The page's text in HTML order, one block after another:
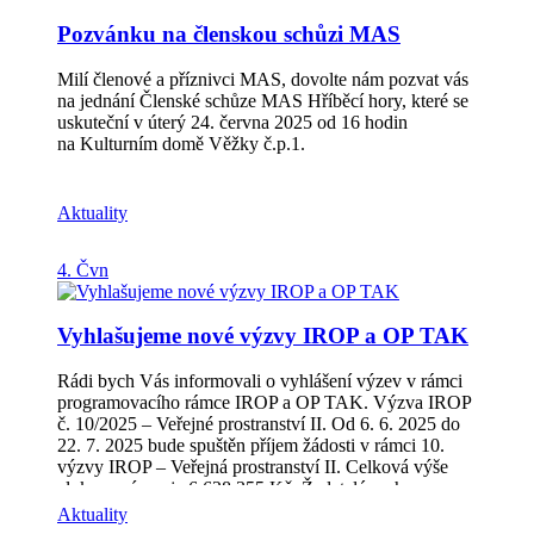
lepší místo pro život!
Pozvánku na členskou schůzi MAS
Milí členové a příznivci MAS, dovolte nám pozvat vás
na jednání Členské schůze MAS Hříběcí hory, které se
uskuteční v úterý 24. června 2025 od 16 hodin
na Kulturním domě Věžky č.p.1.
Aktuality
4. Čvn
Vyhlašujeme nové výzvy IROP a OP TAK
Rádi bych Vás informovali o vyhlášení výzev v rámci
programovacího rámce IROP a OP TAK. Výzva IROP
č. 10/2025 – Veřejné prostranství II. Od 6. 6. 2025 do
22. 7. 2025 bude spuštěn příjem žádosti v rámci 10.
výzvy IROP – Veřejná prostranství II. Celková výše
alokace výzvy je 6 628 355 Kč. Žadatelé mohou
předkládat své projekty týkající se Revitalizace
Aktuality